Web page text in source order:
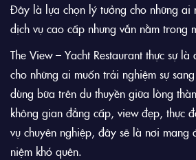
Đây là lựa chọn lý tưởng cho những ai
dịch vụ cao cấp nhưng vẫn nằm trong
The View – Yacht Restaurant thực sự
cho những ai muốn trải nghiệm sự
dùng bữa trên du thuyền giữa lòng
không gian đẳng cấp, view đẹp, thực
vụ chuyên nghiệp, đây sẽ là nơi mang
niệm khó quên.